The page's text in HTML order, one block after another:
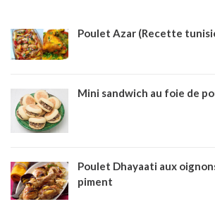
Poulet Azar (Recette
Mini sandwich au foie de
Poulet Dhayaati aux
piment